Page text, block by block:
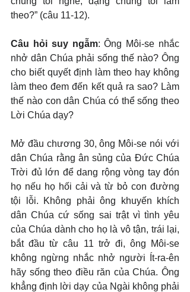
theo?” (câu 11-12).
Câu hỏi suy ngẫm: Ông Môi-se nhắc
nhở dân Chúa phải sống thế nào? Ông
cho biết quyết định làm theo hay không
làm theo đem đến kết quả ra sao? Làm
thế nào con dân Chúa có thể sống theo
Lời Chúa dạy?
Mở đầu chương 30, ông Môi-se nói với
dân Chúa rằng ân sủng của Đức Chúa
Trời đủ lớn để dang rộng vòng tay đón
họ nếu họ hối cải và từ bỏ con đường
tội lỗi. Không phải ông khuyến khích
dân Chúa cứ sống sai trật vì tình yêu
của Chúa dành cho họ là vô tận, trái lại,
bắt đầu từ câu 11 trở đi, ông Môi-se
không ngừng nhắc nhở người Ít-ra-ên
hãy sống theo điều răn của Chúa. Ông
khẳng định lời dạy của Ngài không phải